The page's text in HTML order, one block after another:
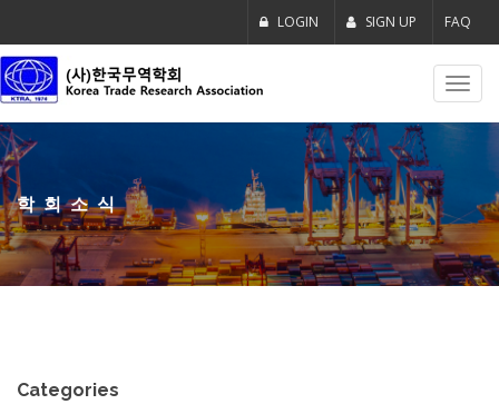
LOGIN SIGN UP FAQ
학회소식
Categories